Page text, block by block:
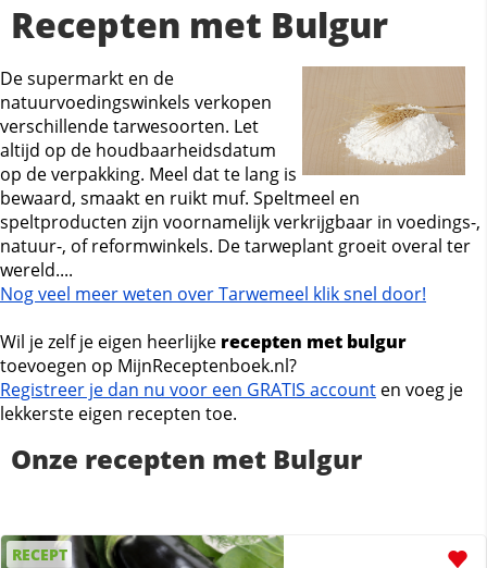
Recepten met Bulgur
De supermarkt en de
natuurvoedingswinkels verkopen
verschillende tarwesoorten. Let
altijd op de houdbaarheidsdatum
op de verpakking. Meel dat te lang is
bewaard, smaakt en ruikt muf. Speltmeel en
speltproducten zijn voornamelijk verkrijgbaar in voedings-,
natuur-, of reformwinkels. De tarweplant groeit overal ter
wereld....
Nog veel meer weten over Tarwemeel klik snel door!
Wil je zelf je eigen heerlijke recepten met bulgur
toevoegen op MijnReceptenboek.nl?
Registreer je dan nu voor een GRATIS account en voeg je
lekkerste eigen recepten toe.
Onze recepten met Bulgur
RECEPT